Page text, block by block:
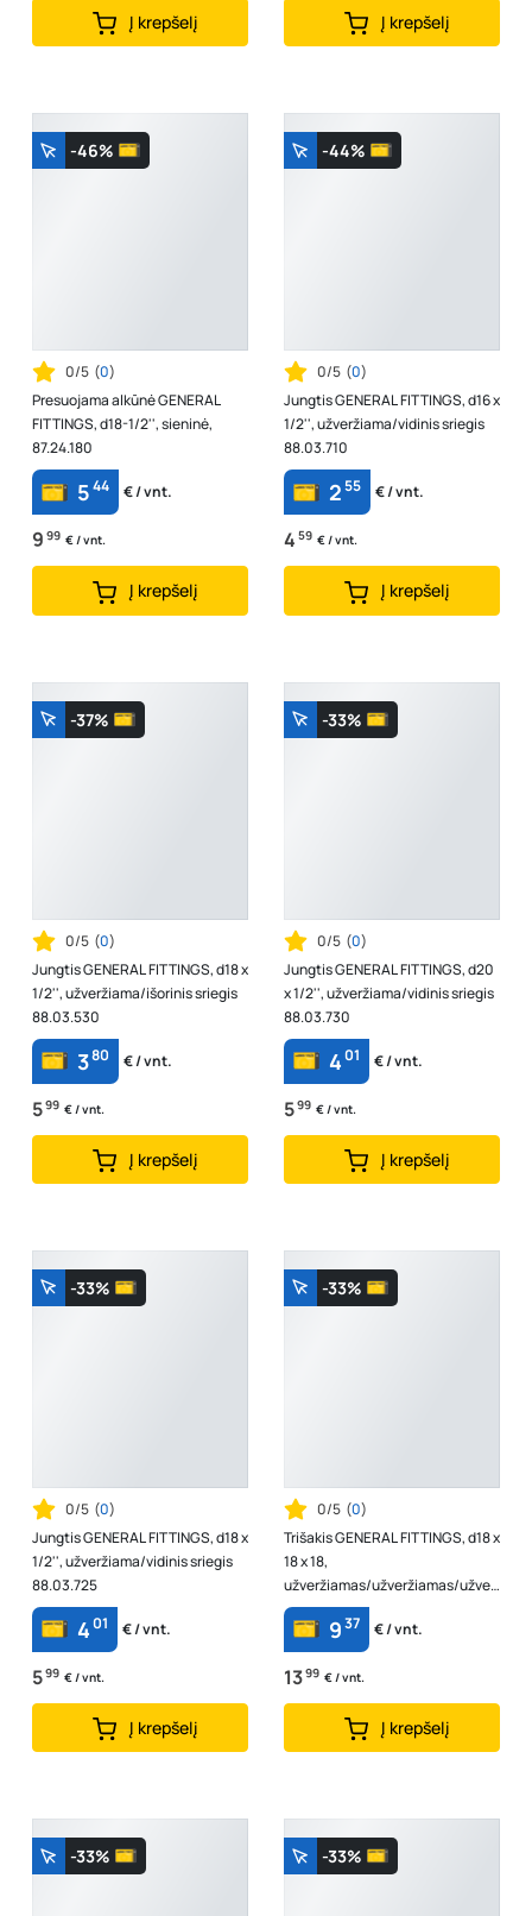
Į krepšelį Į krepšelį
-46%
0/5 (0)
Presuojama alkūnė GENERAL
FITTINGS, d18-1/2'', sieninė,
87.24.180
544 € / vnt.
9 99 € / vnt.
Į krepšelį
-44%
0/5 (0)
Jungtis GENERAL FITTINGS, d16 x
1/2'', užveržiama/vidinis sriegis
88.03.710
255 € / vnt.
4 59 € / vnt.
Į krepšelį
-37%
0/5 (0)
Jungtis GENERAL FITTINGS, d18 x
1/2'', užveržiama/išorinis sriegis
88.03.530
380 € / vnt.
599 € / vnt.
Į krepšelį
-33%
0/5 (0)
Jungtis GENERAL FITTINGS, d20
x 1/2'', užveržiama/vidinis sriegis
88.03.730
401 € / vnt.
599 € / vnt.
Į krepšelį
-33%
0/5 (0)
Jungtis GENERAL FITTINGS, d18 x
1/2'', užveržiama/vidinis sriegis
88.03.725
401 € / vnt.
599 € / vnt.
Į krepšelį
-33%
0/5 (0)
Trišakis GENERAL FITTINGS, d18 x
18 x 18,
užveržiamas/užveržiamas/užver
žiamas 88.04.530
937 € / vnt.
1399 € / vnt.
Į krepšelį
-33% -33%